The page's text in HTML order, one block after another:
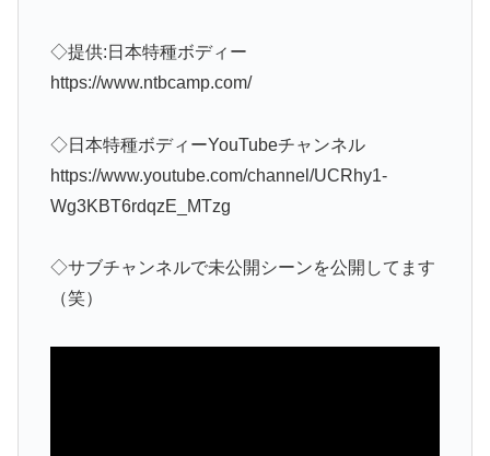
◇提供:日本特種ボディー
https://www.ntbcamp.com/
◇日本特種ボディーYouTubeチャンネル
https://www.youtube.com/channel/UCRhy1-
Wg3KBT6rdqzE_MTzg
◇サブチャンネルで未公開シーンを公開してます
（笑）